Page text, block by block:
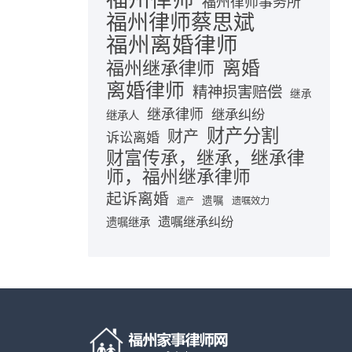
福州律师蔡思斌
福州离婚律师
福州继承律师 离婚
离婚律师 精神损害赔偿 继承
继承人 继承律师 继承纠纷
诉讼离婚 财产 财产分割
财富传承，继承，继承律
师，福州继承律师
起诉离婚 遗产 遗嘱 遗嘱效力
遗嘱继承 遗嘱继承纠纷